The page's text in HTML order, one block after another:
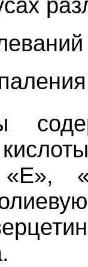
«Е»,